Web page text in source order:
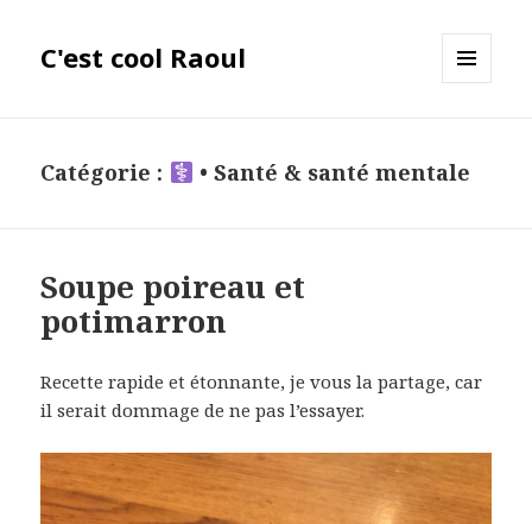
C'est cool Raoul
Catégorie : • Santé & santé mentale
Soupe poireau et
potimarron
Recette rapide et étonnante, je vous la partage, car
il serait dommage de ne pas l’essayer.